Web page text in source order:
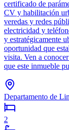
certificado de
CV y habilitación
veredas y redes
electricidad y
y estratégicamente
oportunidad que
visita. Ven a
que este inmueble
Departamento de
2